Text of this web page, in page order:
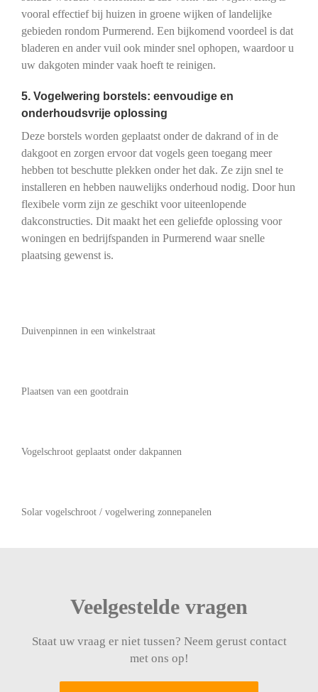
vooral effectief bij huizen in groene wijken of landelijke
gebieden rondom Purmerend. Een bijkomend voordeel is dat
bladeren en ander vuil ook minder snel ophopen, waardoor u
uw dakgoten minder vaak hoeft te reinigen.
5. Vogelwering borstels: eenvoudige en
onderhoudsvrije oplossing
Deze borstels worden geplaatst onder de dakrand of in de
dakgoot en zorgen ervoor dat vogels geen toegang meer
hebben tot beschutte plekken onder het dak. Ze zijn snel te
installeren en hebben nauwelijks onderhoud nodig. Door hun
flexibele vorm zijn ze geschikt voor uiteenlopende
dakconstructies. Dit maakt het een geliefde oplossing voor
woningen en bedrijfspanden in Purmerend waar snelle
plaatsing gewenst is.
Duivenpinnen in een winkelstraat
Plaatsen van een gootdrain
Vogelschroot geplaatst onder dakpannen
Solar vogelschroot / vogelwering zonnepanelen
Veelgestelde vragen
Staat uw vraag er niet tussen? Neem gerust contact
met ons op!